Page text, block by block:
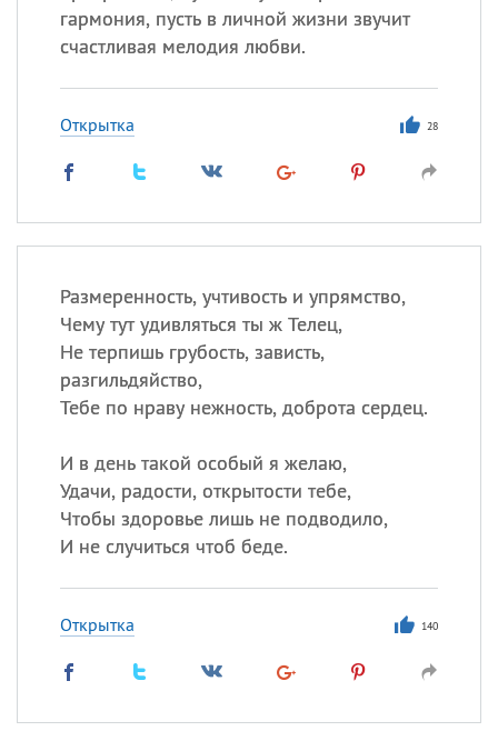
гармония, пусть в личной жизни звучит
счастливая мелодия любви.
Открытка 28
Размеренность, учтивость и упрямство,
Чему тут удивляться ты ж Телец,
Не терпишь грубость, зависть,
разгильдяйство,
Тебе по нраву нежность, доброта сердец.
И в день такой особый я желаю,
Удачи, радости, открытости тебе,
Чтобы здоровье лишь не подводило,
И не случиться чтоб беде.
Открытка 140